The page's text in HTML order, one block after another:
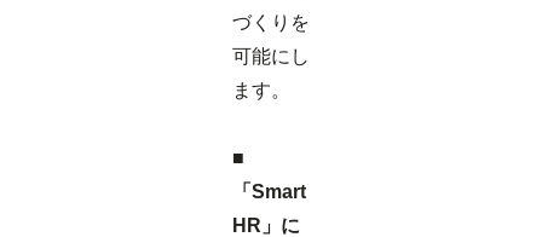
づくりを
可能にし
ます。
■
「Smart
HR」に